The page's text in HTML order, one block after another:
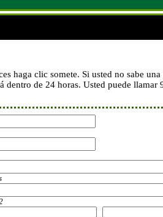
haga clic somete. Si usted no sabe una
dentro de 24 horas. Usted puede